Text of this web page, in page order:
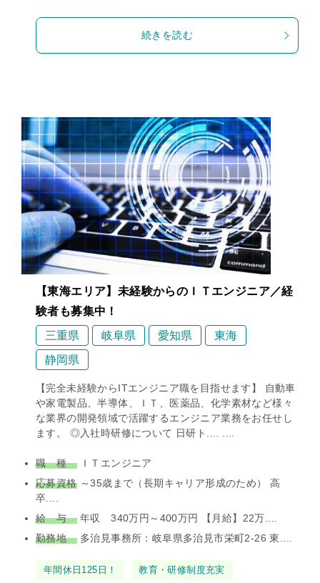
続きを読む
【東海エリア】未経験からのＩＴエンジニア／経
験者も募集中！
三重県
岐阜県 愛知県
東海
静岡県
【完全未経験からITエンジニア職を目指せます】 自動車
や家電製品、半導体、ＩＴ、医薬品、化学素材など様々
な業界の開発領域で活躍するエンジニア業務をお任せし
ます。 ◎入社時研修について 日研ト.... ....
職 種ＩＴエンジニア
応募資格～35歳まで（長期キャリア形成のため） 高
卒....
給 与年収 340万円～400万円 【月給】22万....
勤務地多治見事務所：岐阜県多治見市栄町2-26 東....
タ年間休日125日！ 教育・研修制度充実